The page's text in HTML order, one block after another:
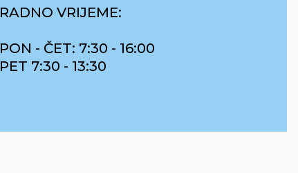
RADNO VRIJEME:
PON - ČET: 7:30 - 16:00
PET 7:30 - 13:30